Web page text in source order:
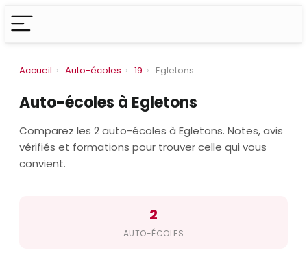
Accueil › Auto-écoles › 19 › Egletons
Auto-écoles à Egletons
Comparez les 2 auto-écoles à Egletons. Notes, avis
vérifiés et formations pour trouver celle qui vous
convient.
2
AUTO-ÉCOLES